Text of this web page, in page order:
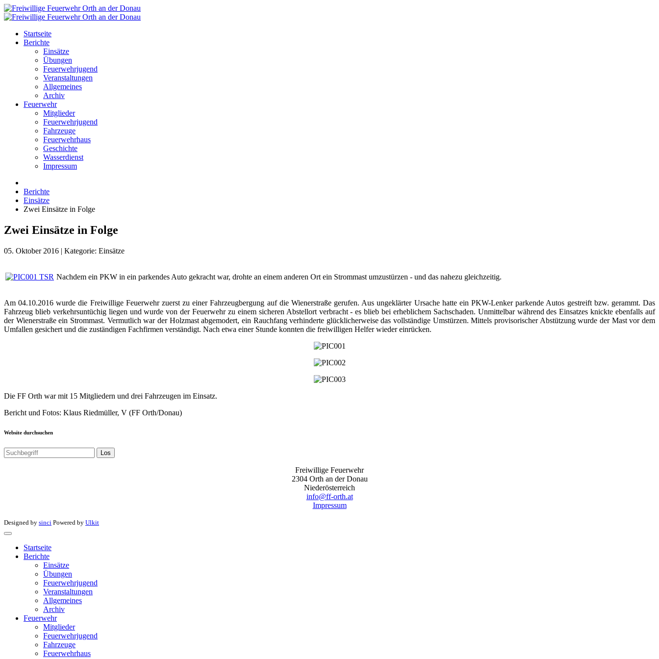
Startseite
Berichte
Einsätze
Übungen
Feuerwehrjugend
Veranstaltungen
Allgemeines
Archiv
Feuerwehr
Mitglieder
Feuerwehrjugend
Fahrzeuge
Feuerwehrhaus
Geschichte
Wasserdienst
Impressum
Berichte
Einsätze
Zwei Einsätze in Folge
Zwei Einsätze in Folge
05. Oktober 2016 | Kategorie: Einsätze
Nachdem ein PKW in ein parkendes Auto gekracht war, drohte an einem anderen Ort ein Strommast umzustürzen - und das nahezu gleichzeitig.
Am 04.10.2016 wurde die Freiwillige Feuerwehr zuerst zu einer Fahrzeugbergung auf die Wienerstraße gerufen. Aus ungeklärter Ursache hatte ein PKW-Lenker parkende Autos gestreift bzw. gerammt. Das
Fahrzeug blieb verkehrsuntüchig liegen und wurde von der Feuerwehr zu einem sicheren Abstellort verbracht - es blieb bei erheblichem Sachschaden. Unmittelbar während des Einsatzes knickte ebenfalls auf
der Wienerstraße ein Strommast. Vermutlich war der Holzmast abgemodert, ein Rauchfang verhinderte glücklicherweise das vollständige Umstürzen. Mittels provisorischer Abstützung wurde der Mast vor dem
Umfallen gesichert und die zuständigen Fachfirmen verständigt. Nach etwa einer Stunde konnten die freiwilligen Helfer wieder einrücken.
Die FF Orth war mit 15 Mitgliedern und drei Fahrzeugen im Einsatz.
Bericht und Fotos: Klaus Riedmüller, V (FF Orth/Donau)
Website durchsuchen
Los
Freiwillige Feuerwehr
2304 Orth an der Donau
Niederösterreich
info@ff-orth.at
Impressum
Designed by sinci Powered by Ulkit
Startseite
Berichte
Einsätze
Übungen
Feuerwehrjugend
Veranstaltungen
Allgemeines
Archiv
Feuerwehr
Mitglieder
Feuerwehrjugend
Fahrzeuge
Feuerwehrhaus